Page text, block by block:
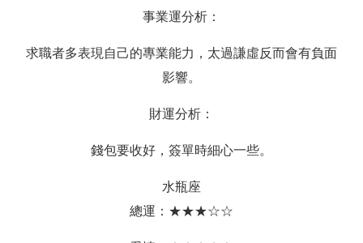
事業運分析：
求職者多表現自己的專業能力，太過謙虛反而會有負面
影響。
財運分析：
錢包要收好，簽單時細心一些。
水瓶座
總運：★★★☆☆